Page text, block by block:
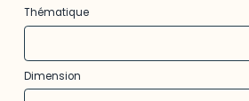
Thématique
11
results
Dimension
31
results